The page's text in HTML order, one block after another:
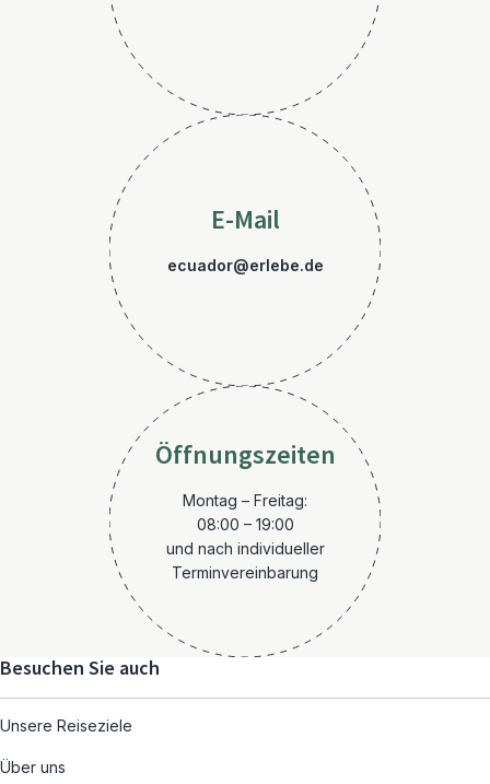
E-Mail
ecuador@erlebe.de
Öffnungszeiten
Montag – Freitag:
08:00 – 19:00
und nach individueller
Terminvereinbarung
Besuchen Sie auch
Unsere Reiseziele
Über uns